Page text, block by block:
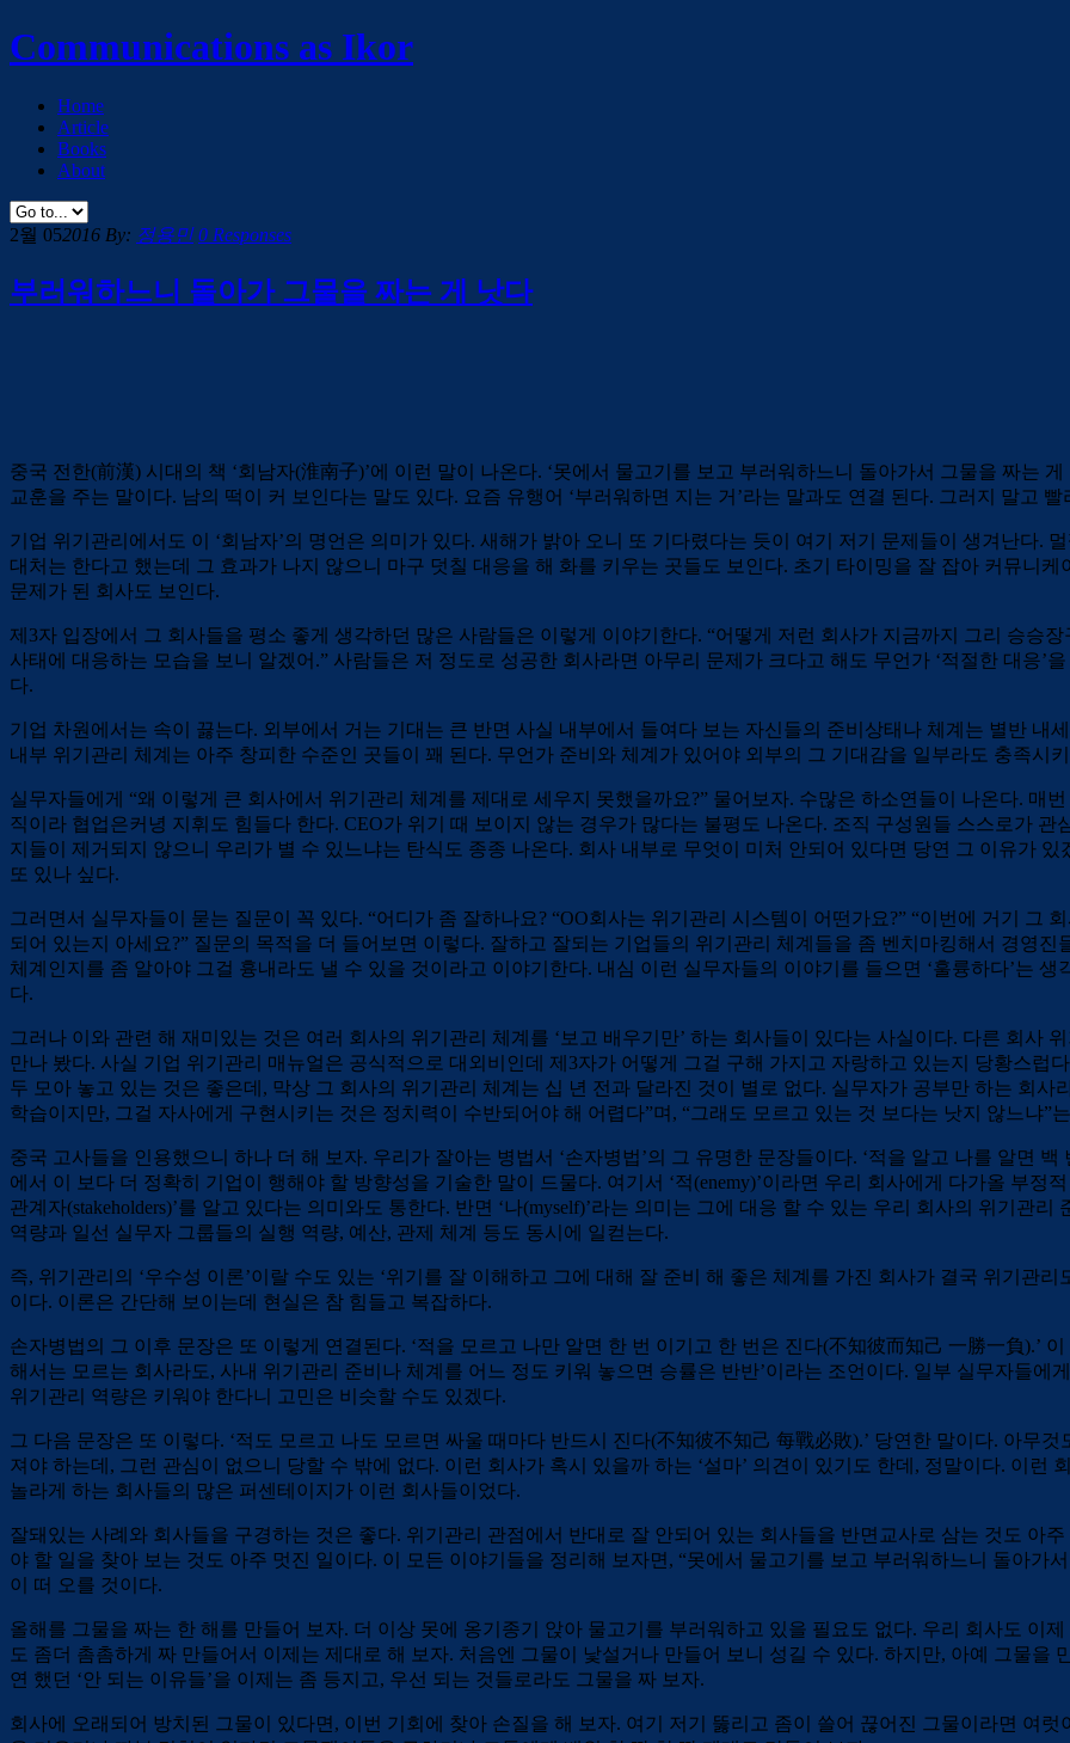
Communications as Ikor
Home
Article
Books
About
2월 052016 By: 정용민 0 Responses
부러워하느니 돌아가 그물을 짜는 게 낫다
중국 전한(前漢) 시대의 책 ‘회남자(淮南子)’에 이런 말이 나온다. ‘못에서 물고기를 보고 부러워하느니 돌아가서 그물을 짜는
교훈을 주는 말이다. 남의 떡이 커 보인다는 말도 있다. 요즘 유행어 ‘부러워하면 지는 거’라는 말과도 연결 된다. 그러지 말고
기업 위기관리에서도 이 ‘회남자’의 명언은 의미가 있다. 새해가 밝아 오니 또 기다렸다는 듯이 여기 저기 문제들이 생겨난다.
대처는 한다고 했는데 그 효과가 나지 않으니 마구 덧칠 대응을 해 화를 키우는 곳들도 보인다. 초기 타이밍을 잘 잡아 커뮤니
문제가 된 회사도 보인다.
제3자 입장에서 그 회사들을 평소 좋게 생각하던 많은 사람들은 이렇게 이야기한다. “어떻게 저런 회사가 지금까지 그리 승승
사태에 대응하는 모습을 보니 알겠어.” 사람들은 저 정도로 성공한 회사라면 아무리 문제가 크다고 해도 무언가 ‘적절한 대응’
다.
기업 차원에서는 속이 끓는다. 외부에서 거는 기대는 큰 반면 사실 내부에서 들여다 보는 자신들의 준비상태나 체계는 별반 내
내부 위기관리 체계는 아주 창피한 수준인 곳들이 꽤 된다. 무언가 준비와 체계가 있어야 외부의 그 기대감을 일부라도 충족시
실무자들에게 “왜 이렇게 큰 회사에서 위기관리 체계를 제대로 세우지 못했을까요?” 물어보자. 수많은 하소연들이 나온다. 매
직이라 협업은커녕 지휘도 힘들다 한다. CEO가 위기 때 보이지 않는 경우가 많다는 불평도 나온다. 조직 구성원들 스스로가
지들이 제거되지 않으니 우리가 별 수 있느냐는 탄식도 종종 나온다. 회사 내부로 무엇이 미처 안되어 있다면 당연 그 이유가
또 있나 싶다.
그러면서 실무자들이 묻는 질문이 꼭 있다. “어디가 좀 잘하나요? “OO회사는 위기관리 시스템이 어떤가요?” “이번에 거기 그
되어 있는지 아세요?” 질문의 목적을 더 들어보면 이렇다. 잘하고 잘되는 기업들의 위기관리 체계들을 좀 벤치마킹해서 경영
체계인지를 좀 알아야 그걸 흉내라도 낼 수 있을 것이라고 이야기한다. 내심 이런 실무자들의 이야기를 들으면 ‘훌륭하다’는
다.
그러나 이와 관련 해 재미있는 것은 여러 회사의 위기관리 체계를 ‘보고 배우기만’ 하는 회사들이 있다는 사실이다. 다른 회사
만나 봤다. 사실 기업 위기관리 매뉴얼은 공식적으로 대외비인데 제3자가 어떻게 그걸 구해 가지고 자랑하고 있는지 당황스럽
두 모아 놓고 있는 것은 좋은데, 막상 그 회사의 위기관리 체계는 십 년 전과 달라진 것이 별로 없다. 실무자가 공부만 하는 회
학습이지만, 그걸 자사에게 구현시키는 것은 정치력이 수반되어야 해 어렵다”며, “그래도 모르고 있는 것 보다는 낫지 않느냐”
중국 고사들을 인용했으니 하나 더 해 보자. 우리가 잘아는 병법서 ‘손자병법’의 그 유명한 문장들이다. ‘적을 알고 나를 알면
에서 이 보다 더 정확히 기업이 행해야 할 방향성을 기술한 말이 드물다. 여기서 ‘적(enemy)’이라면 우리 회사에게 다가올 부정
관계자(stakeholders)’를 알고 있다는 의미와도 통한다. 반면 ‘나(myself)’라는 의미는 그에 대응 할 수 있는 우리 회사의 위기관
역량과 일선 실무자 그룹들의 실행 역량, 예산, 관제 체계 등도 동시에 일컫는다.
즉, 위기관리의 ‘우수성 이론’이랄 수도 있는 ‘위기를 잘 이해하고 그에 대해 잘 준비 해 좋은 체계를 가진 회사가 결국 위기관
이다. 이론은 간단해 보이는데 현실은 참 힘들고 복잡하다.
손자병법의 그 이후 문장은 또 이렇게 연결된다. ‘적을 모르고 나만 알면 한 번 이기고 한 번은 진다(不知彼而知己 一勝一負).’
해서는 모르는 회사라도, 사내 위기관리 준비나 체계를 어느 정도 키워 놓으면 승률은 반반’이라는 조언이다. 일부 실무자들에
위기관리 역량은 키워야 한다니 고민은 비슷할 수도 있겠다.
그 다음 문장은 또 이렇다. ‘적도 모르고 나도 모르면 싸울 때마다 반드시 진다(不知彼不知己 每戰必敗).’ 당연한 말이다. 아무
져야 하는데, 그런 관심이 없으니 당할 수 밖에 없다. 이런 회사가 혹시 있을까 하는 ‘설마’ 의견이 있기도 한데, 정말이다. 이런
놀라게 하는 회사들의 많은 퍼센테이지가 이런 회사들이었다.
잘돼있는 사례와 회사들을 구경하는 것은 좋다. 위기관리 관점에서 반대로 잘 안되어 있는 회사들을 반면교사로 삼는 것도 아
야 할 일을 찾아 보는 것도 아주 멋진 일이다. 이 모든 이야기들을 정리해 보자면, “못에서 물고기를 보고 부러워하느니 돌아가
이 떠 오를 것이다.
올해를 그물을 짜는 한 해를 만들어 보자. 더 이상 못에 옹기종기 앉아 물고기를 부러워하고 있을 필요도 없다. 우리 회사도 이
도 좀더 촘촘하게 짜 만들어서 이제는 제대로 해 보자. 처음엔 그물이 낯설거나 만들어 보니 성길 수 있다. 하지만, 아예 그물을
연 했던 ‘안 되는 이유들’을 이제는 좀 등지고, 우선 되는 것들로라도 그물을 짜 보자.
회사에 오래되어 방치된 그물이 있다면, 이번 기회에 찾아 손질을 해 보자. 여기 저기 뚫리고 좀이 쓸어 끊어진 그물이라면 여